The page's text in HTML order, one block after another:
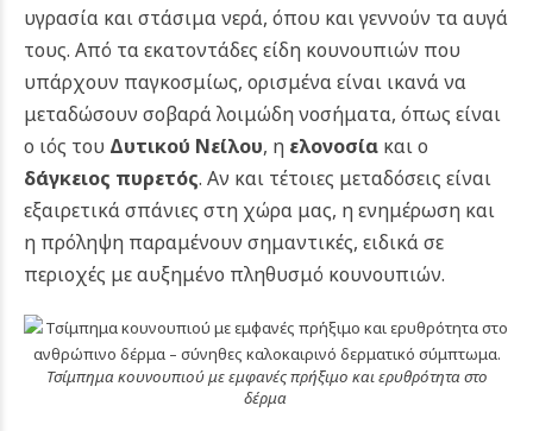
υγρασία και στάσιμα νερά, όπου και γεννούν τα αυγά
τους. Από τα εκατοντάδες είδη κουνουπιών που
υπάρχουν παγκοσμίως, ορισμένα είναι ικανά να
μεταδώσουν σοβαρά λοιμώδη νοσήματα, όπως είναι
ο ιός του Δυτικού Νείλου, η ελονοσία και ο
δάγκειος πυρετός. Αν και τέτοιες μεταδόσεις είναι
εξαιρετικά σπάνιες στη χώρα μας, η ενημέρωση και
η πρόληψη παραμένουν σημαντικές, ειδικά σε
περιοχές με αυξημένο πληθυσμό κουνουπιών.
Τσίμπημα κουνουπιού με εμφανές πρήξιμο και ερυθρότητα στο
δέρμα